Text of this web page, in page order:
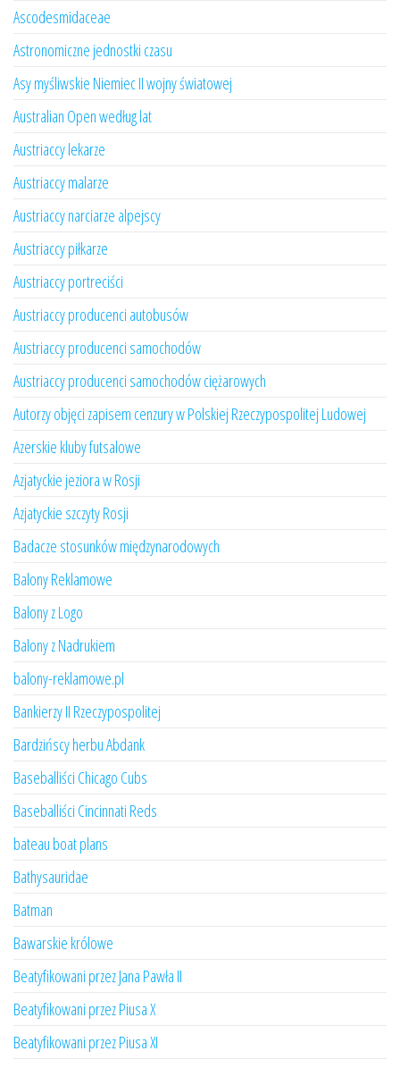
Ascodesmidaceae
Astronomiczne jednostki czasu
Asy myśliwskie Niemiec II wojny światowej
Australian Open według lat
Austriaccy lekarze
Austriaccy malarze
Austriaccy narciarze alpejscy
Austriaccy piłkarze
Austriaccy portreciści
Austriaccy producenci autobusów
Austriaccy producenci samochodów
Austriaccy producenci samochodów ciężarowych
Autorzy objęci zapisem cenzury w Polskiej Rzeczypospolitej Ludowej
Azerskie kluby futsalowe
Azjatyckie jeziora w Rosji
Azjatyckie szczyty Rosji
Badacze stosunków międzynarodowych
Balony Reklamowe
Balony z Logo
Balony z Nadrukiem
balony-reklamowe.pl
Bankierzy II Rzeczypospolitej
Bardzińscy herbu Abdank
Baseballiści Chicago Cubs
Baseballiści Cincinnati Reds
bateau boat plans
Bathysauridae
Batman
Bawarskie królowe
Beatyfikowani przez Jana Pawła II
Beatyfikowani przez Piusa X
Beatyfikowani przez Piusa XI